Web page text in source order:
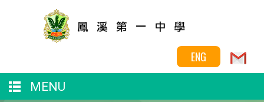
ENG
MENU